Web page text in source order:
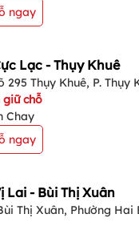
ngay
Lạc - Thụy Khuê
295 Thụy Khuê, P. Thụy
chỗ
Chay
ngay
Lai - Bùi Thị Xuân
Thị Xuân, Phường Hai